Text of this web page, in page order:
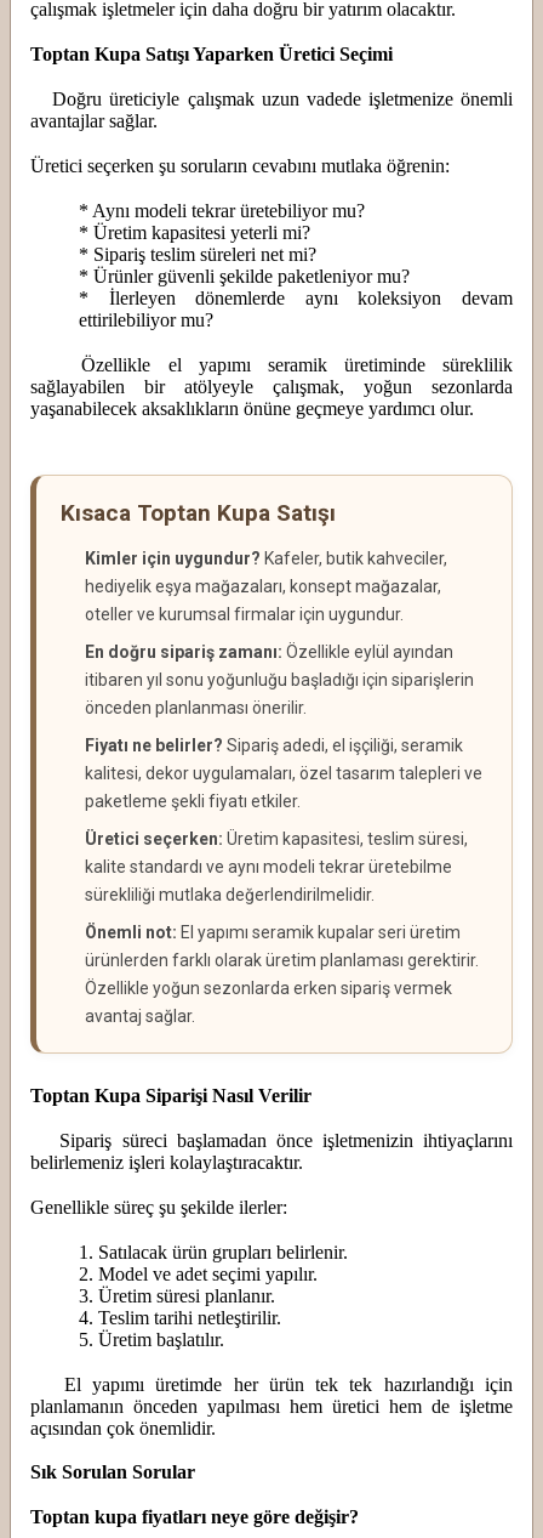
çalışmak işletmeler için daha doğru bir yatırım olacaktır.
Toptan Kupa Satışı Yaparken Üretici Seçimi
Doğru üreticiyle çalışmak uzun vadede işletmenize önemli
avantajlar sağlar.
Üretici seçerken şu soruların cevabını mutlaka öğrenin:
* Aynı modeli tekrar üretebiliyor mu?
* Üretim kapasitesi yeterli mi?
* Sipariş teslim süreleri net mi?
* Ürünler güvenli şekilde paketleniyor mu?
* İlerleyen dönemlerde aynı koleksiyon devam
ettirilebiliyor mu?
Özellikle el yapımı seramik üretiminde süreklilik
sağlayabilen bir atölyeyle çalışmak, yoğun sezonlarda
yaşanabilecek aksaklıkların önüne geçmeye yardımcı olur.
Kısaca Toptan Kupa Satışı
Kimler için uygundur? Kafeler, butik kahveciler,
hediyelik eşya mağazaları, konsept mağazalar,
oteller ve kurumsal firmalar için uygundur.
En doğru sipariş zamanı: Özellikle eylül ayından
itibaren yıl sonu yoğunluğu başladığı için siparişlerin
önceden planlanması önerilir.
Fiyatı ne belirler? Sipariş adedi, el işçiliği, seramik
kalitesi, dekor uygulamaları, özel tasarım talepleri ve
paketleme şekli fiyatı etkiler.
Üretici seçerken: Üretim kapasitesi, teslim süresi,
kalite standardı ve aynı modeli tekrar üretebilme
sürekliliği mutlaka değerlendirilmelidir.
Önemli not: El yapımı seramik kupalar seri üretim
ürünlerden farklı olarak üretim planlaması gerektirir.
Özellikle yoğun sezonlarda erken sipariş vermek
avantaj sağlar.
Toptan Kupa Siparişi Nasıl Verilir
Sipariş süreci başlamadan önce işletmenizin ihtiyaçlarını
belirlemeniz işleri kolaylaştıracaktır.
Genellikle süreç şu şekilde ilerler:
1. Satılacak ürün grupları belirlenir.
2. Model ve adet seçimi yapılır.
3. Üretim süresi planlanır.
4. Teslim tarihi netleştirilir.
5. Üretim başlatılır.
El yapımı üretimde her ürün tek tek hazırlandığı için
planlamanın önceden yapılması hem üretici hem de işletme
açısından çok önemlidir.
Sık Sorulan Sorular
Toptan kupa fiyatları neye göre değişir?